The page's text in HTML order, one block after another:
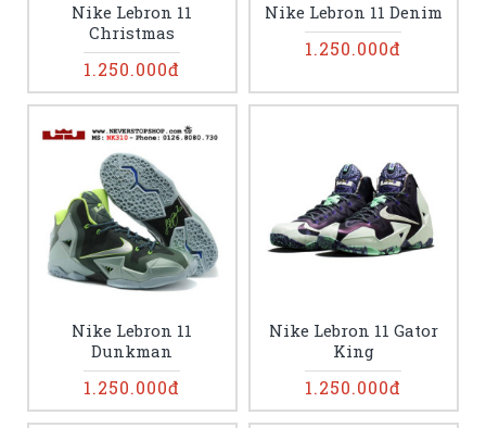
Nike Lebron 11
Christmas
1.250.000đ
Nike Lebron 11 Denim
1.250.000đ
Nike Lebron 11
Dunkman
1.250.000đ
Nike Lebron 11 Gator
King
1.250.000đ